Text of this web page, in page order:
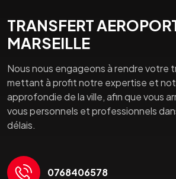
TRANSFERT
MARSEILLE
Nous nous engageons à rendre votre
mettant à profit notre expertise et
approfondie de la ville, afin que vous
vous personnels et professionnels
délais.
0768406578